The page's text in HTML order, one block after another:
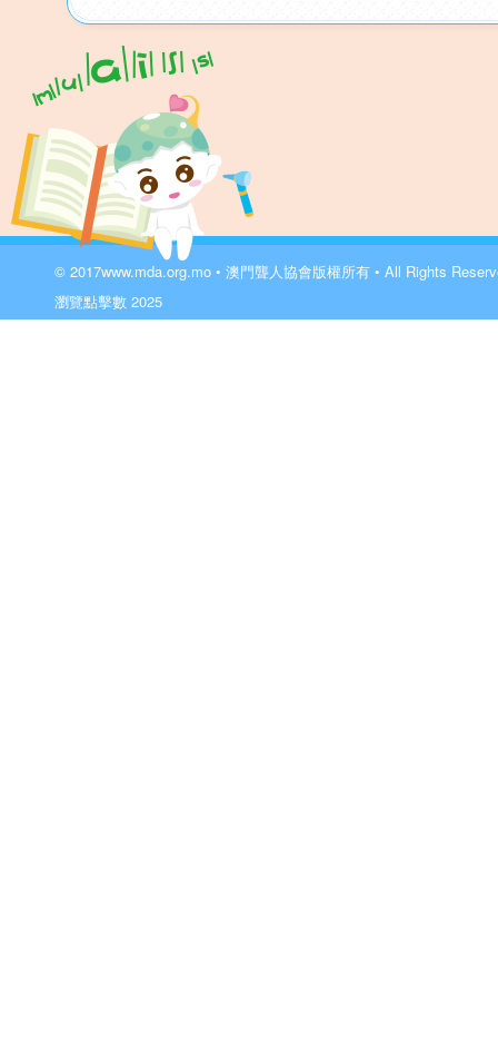
© 2017www.mda.org.mo • 澳門聾人協會版權所有 • All Rights
瀏覽點擊數 2025